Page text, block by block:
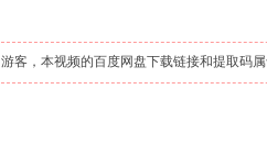
游客，本视频的百度网盘下载链接和提取码